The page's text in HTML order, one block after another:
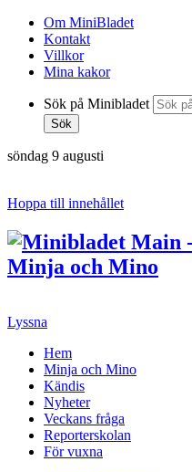
Om MiniBladet
Kontakt
Villkor
Mina kakor
Sök på Minibladet
Sök
söndag 9 augusti
Hoppa till innehållet
Lyssna
Hem
Minja och Mino
Kändis
Nyheter
Veckans fråga
Reporterskolan
För vuxna